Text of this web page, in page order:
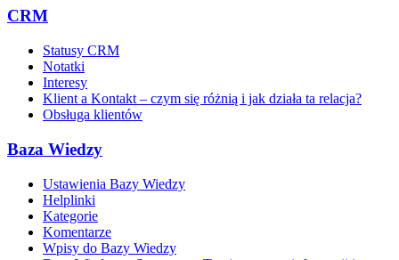
CRM
Statusy CRM
Notatki
Interesy
Klient a Kontakt – czym się różnią i jak działa ta relacja?
Obsługa klientów
Baza Wiedzy
Ustawienia Bazy Wiedzy
Helplinki
Kategorie
Komentarze
Wpisy do Bazy Wiedzy